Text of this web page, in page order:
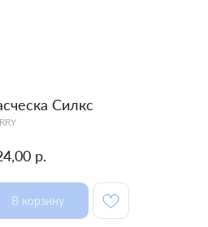
Силкс
р.
В корзину